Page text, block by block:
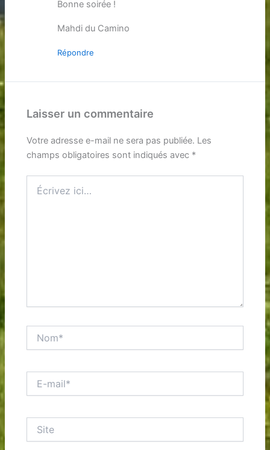
Bonne soirée !
Mahdi du Camino
Répondre
Laisser un commentaire
Votre adresse e-mail ne sera pas publiée. Les
champs obligatoires sont indiqués avec *
ici…
mail*